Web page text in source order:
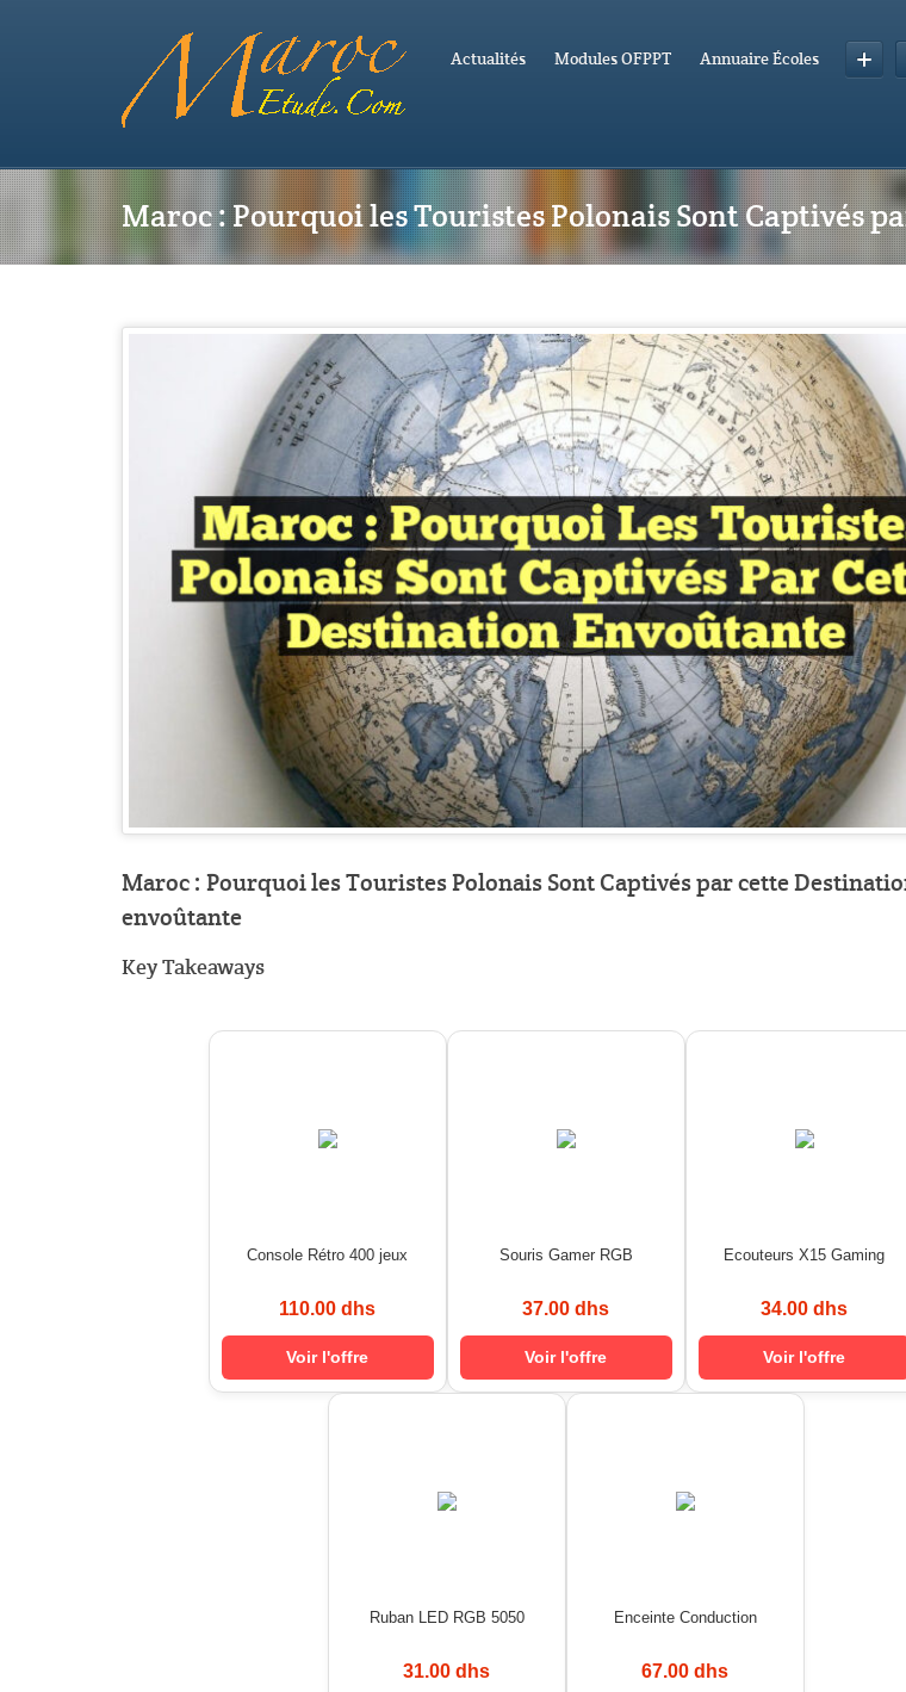
Actualités Modules OFPPT Annuaire Écoles
Maroc : Pourquoi les Touristes Polonais Sont Captivés
Maroc : Pourquoi les Touristes Polonais Sont Captivés par cette
envoûtante
Key Takeaways
Console Rétro 400 jeux
110.00 dhs
Voir l'offre
Souris Gamer RGB
37.00 dhs
Voir l'offre
Ecouteurs X15 Gaming
34.00 dhs
Voir l'offre
Ruban LED RGB 5050
31.00 dhs
Enceinte Conduction
67.00 dhs